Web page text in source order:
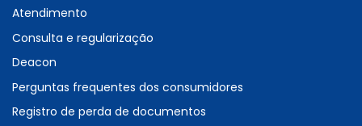
Atendimento
Consulta e regularização
Deacon
Perguntas frequentes dos consumidores
Registro de perda de documentos